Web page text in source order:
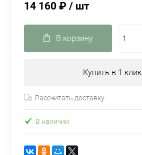
14 160 ₽ / шт
В корзину
Купить в 1 клик
Рассчитать доставку
В наличии